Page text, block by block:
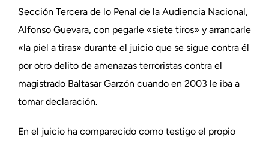
Sección Tercera de lo Penal de la Audiencia Nacional,
Alfonso Guevara, con pegarle «siete tiros» y arrancarle
«la piel a tiras» durante el juicio que se sigue contra él
por otro delito de amenazas terroristas contra el
magistrado Baltasar Garzón cuando en 2003 le iba a
tomar declaración.
En el juicio ha comparecido como testigo el propio